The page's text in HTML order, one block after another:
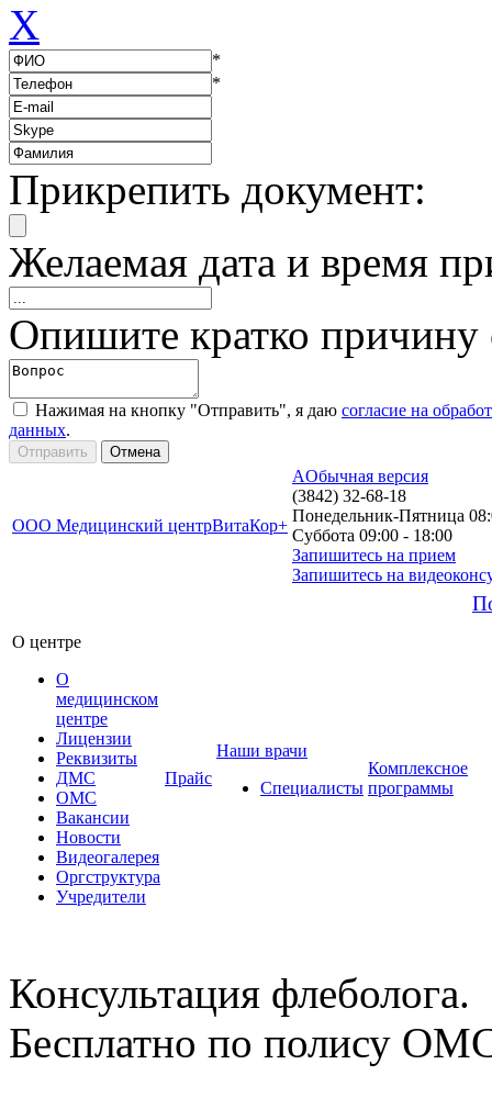
X
*
*
Прикрепить документ:
Желаемая дата и время
Опишите кратко
Нажимая на кнопку "Отправить", я даю согласие на
данных.
ООО Медицинский центрВитаКор+
AОбычная версия
(3842) 32-68-18
Понедельник-Пятница
Суббота 09:00 - 18:00
Запишитесь на прием
Запишитесь на
О центре
О
медицинском
центре
Лицензии
Реквизиты
ДМС
ОМС
Вакансии
Новости
Видеогалерея
Оргструктура
Учредители
Прайс
Наши врачи
Специалисты
Комплексное
программы
Консультация флеболога.
Бесплатно по полису